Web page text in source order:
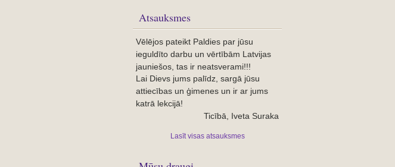
Atsauksmes
Vēlējos pateikt Paldies par jūsu
ieguldīto darbu un vērtībām Latvijas
jauniešos, tas ir neatsverami!!!
Lai Dievs jums palīdz, sargā jūsu
attiecības un ģimenes un ir ar jums
katrā lekcijā!
Ticībā, Iveta Suraka
Lasīt visas atsauksmes